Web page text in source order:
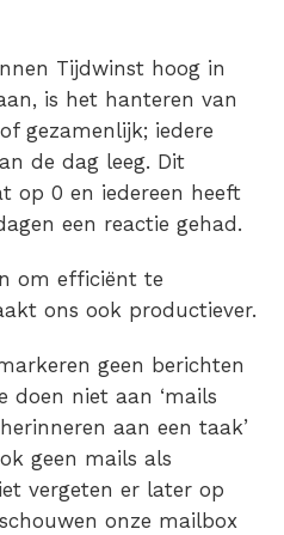
Tijdwinst hoog in
is het hanteren van
gezamenlijk; iedere
de dag leeg. Dit
op 0 en iedereen heeft
een reactie gehad.
om efficiënt te
ons ook productiever.
geen berichten
doen niet aan ‘mails
aan een taak’
geen mails als
vergeten er later op
onze mailbox